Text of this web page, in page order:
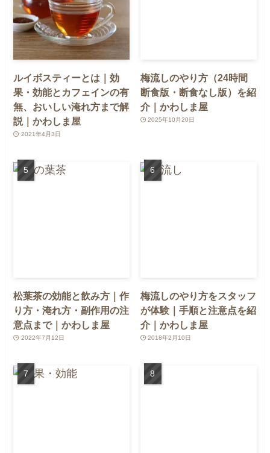
ルイボスティーとは｜効
果・効能とカフェインの有
無、おいしい淹れ方まで解
説｜かわしま屋
2021年4月3日
梅流しのやり方（24時間
断食版・断食なし版）を紹
介｜かわしま屋
2025年10月20日
松葉茶の効能と飲み方｜作
り方・淹れ方・副作用の注
意点まで｜かわしま屋
2022年7月12日
梅流しのやり方をスタッフ
が体験｜手順と注意点を紹
介｜かわしま屋
2018年2月10日